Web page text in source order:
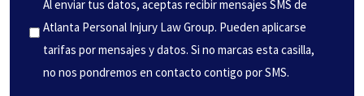
Al enviar tus datos, aceptas recibir mensajes SMS de
Atlanta Personal Injury Law Group. Pueden aplicarse
tarifas por mensajes y datos. Si no marcas esta casilla,
no nos pondremos en contacto contigo por SMS.